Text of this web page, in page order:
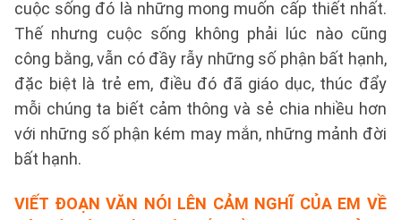
cuộc sống đó là những mong muốn cấp thiết nhất.
Thế nhưng cuộc sống không phải lúc nào cũng
công bằng, vẫn có đầy rẫy những số phận bất hạnh,
đặc biệt là trẻ em, điều đó đã giáo dục, thúc đẩy
mỗi chúng ta biết cảm thông và sẻ chia nhiều hơn
với những số phận kém may mắn, những mảnh đời
bất hạnh.
VIẾT ĐOẠN VĂN NÓI LÊN CẢM NGHĨ CỦA EM VỀ